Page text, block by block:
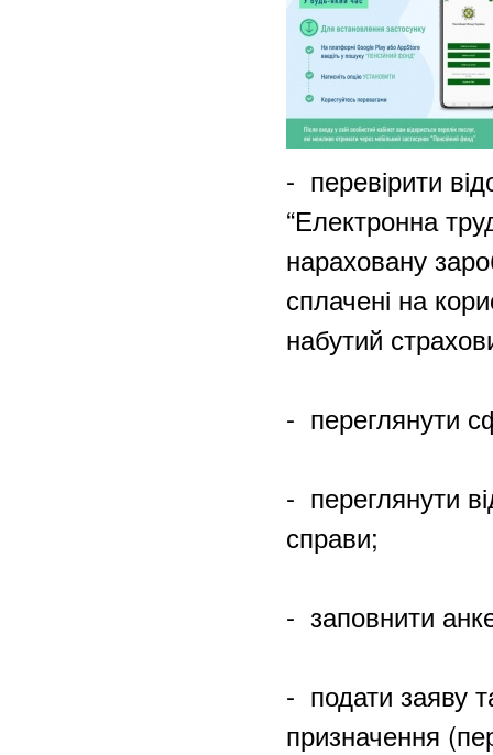
- перевірити
“Електронна
нараховану
сплачені на
набутий
- переглянути
- переглянути
справи;
- заповнити
- подати заяву
призначення